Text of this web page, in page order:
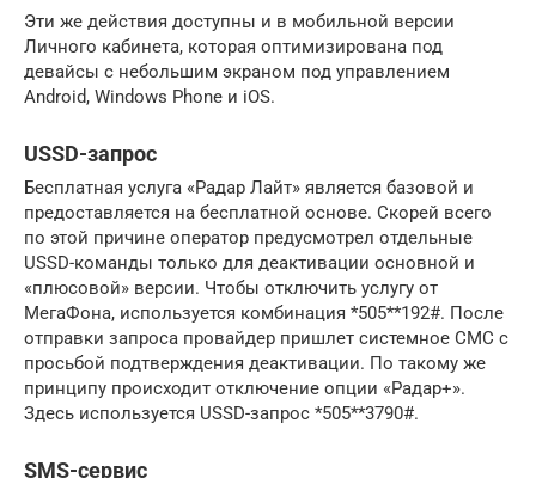
Эти же действия доступны и в мобильной версии
Личного кабинета, которая оптимизирована под
девайсы с небольшим экраном под управлением
Android, Windows Phone и iOS.
USSD-запрос
Бесплатная услуга «Радар Лайт» является базовой и
предоставляется на бесплатной основе. Скорей всего
по этой причине оператор предусмотрел отдельные
USSD-команды только для деактивации основной и
«плюсовой» версии. Чтобы отключить услугу от
МегаФона, используется комбинация *505**192#. После
отправки запроса провайдер пришлет системное СМС с
просьбой подтверждения деактивации. По такому же
принципу происходит отключение опции «Радар+».
Здесь используется USSD-запрос *505**3790#.
SMS-сервис